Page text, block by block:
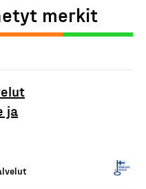
merkit
ja